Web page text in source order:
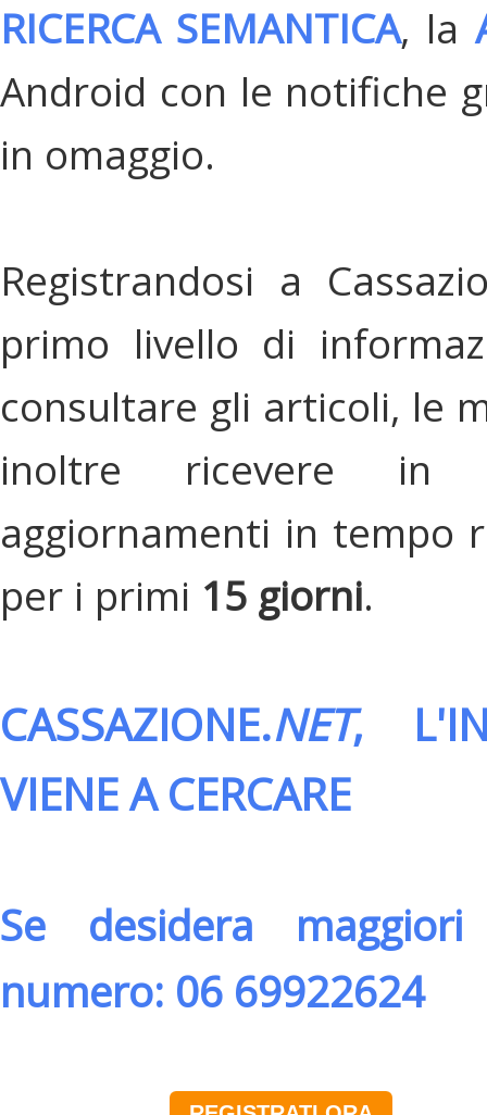
RICERCA SEMANTICA, la
Android con le notifiche
in omaggio.
Registrandosi a
primo livello di
consultare gli articoli, le
inoltre ricevere in
aggiornamenti in tempo
per i primi 15 giorni.
CASSAZIONE.NET,
VIENE A CERCARE
Se desidera
numero: 06 69922624